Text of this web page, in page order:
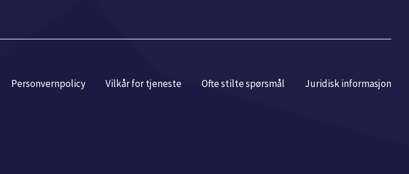
Personvernpolicy Vilkår for tjeneste Ofte stilte spørsmål Juridisk informasjon